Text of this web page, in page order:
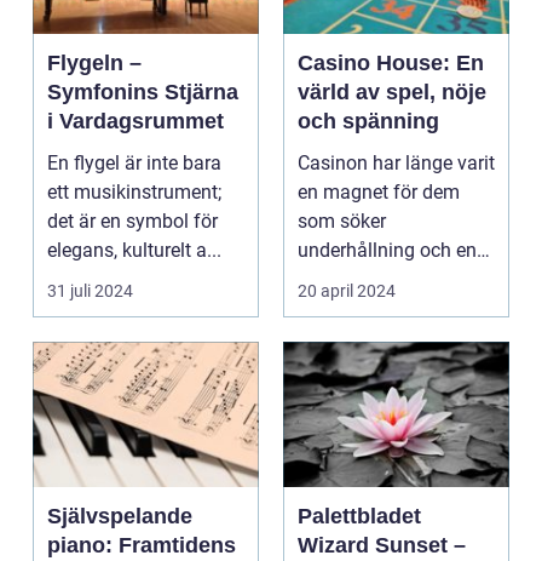
Flygeln –
Symfonins Stjärna
i Vardagsrummet
En flygel är inte bara
ett musikinstrument;
det är en symbol för
elegans, kulturelt a...
31 juli 2024
Casino House: En
värld av spel, nöje
och spänning
Casinon har länge varit
en magnet för dem
som söker
underhållning och en
chans ...
20 april 2024
Självspelande
piano: Framtidens
Palettbladet
Wizard Sunset –